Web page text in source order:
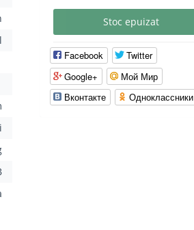
Stoc epuizat
Facebook
Twitter
Google+
Мой Мир
Вконтакте
Одноклассники